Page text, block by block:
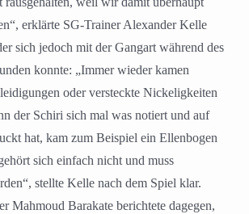
erklärte SG-Trainer Alexander Kelle
sich jedoch mit der Gangart während des
konnte: „Immer wieder kamen
oder versteckte Nickeligkeiten
der Schiri sich mal was notiert und auf
hat, kam zum Beispiel ein Ellenbogen
sich einfach nicht und muss
stellte Kelle nach dem Spiel klar.
Mahmoud Barakate berichtete dagegen,